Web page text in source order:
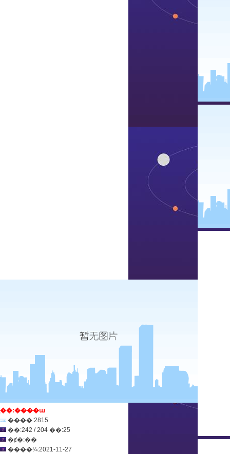
ְ��:����ա
����:2815
��:242 / 204 ��:25
�ȼ�:��
����¼:2021-11-27